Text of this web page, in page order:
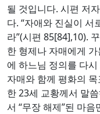
될 것입니다. 시편 저
다. “자애와 진실이 서
라”(시편 85[84],10).
한 형제나 자매에게
에 하느님 정의를 다
자매와 함께 평화의
한 23세 교황께서 말
서 “무장 해제”된 마